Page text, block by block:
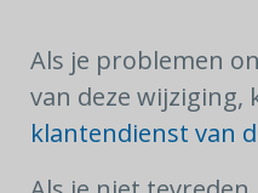
Als je problemen
van deze wijziging,
klantendienst van